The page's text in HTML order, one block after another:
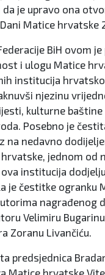
da je upravo ona
Matice hrvatske
BiH ovom
i ulogu Matice
institucija
njezinu
kulturne baštine
Posebno je
na nedavno
jednom od
institucija
je čestitke ogranku
nagrađenog
Velimiru
Zoranu Livančiću.
predsjednica